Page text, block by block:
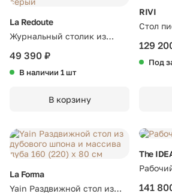
La Redoute
Журнальный столик из
лакированного металла
49 390 ₽
В наличии 1 шт
В корзину
RIVI
Стол
129
Под
La Forma
Yain Раздвижной стол из
The
141